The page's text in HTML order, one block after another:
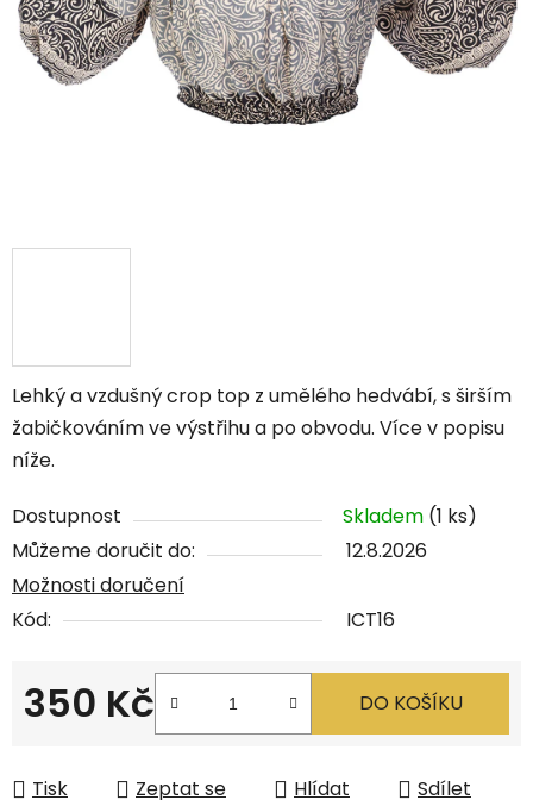
Lehký a vzdušný crop top z umělého hedvábí, s širším
žabičkováním ve výstřihu a po obvodu. Více v popisu
níže.
Dostupnost Skladem (1 ks)
Můžeme doručit do:
12.8.2026
Možnosti doručení
Kód:
ICT16
350 Kč DO KOŠÍKU
Tisk Zeptat se Hlídat Sdílet